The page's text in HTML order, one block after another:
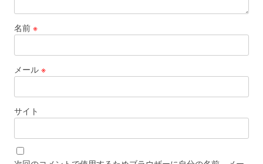
名前 ※
メール ※
サイト